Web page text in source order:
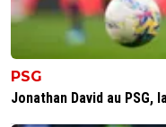
Quand ça vient d
0+ Répondre
PSG
Jonathan David au PSG,